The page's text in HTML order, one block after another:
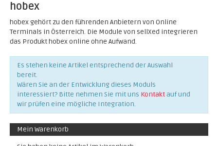
hobex
hobex gehört zu den führenden Anbietern von Online
Terminals in Österreich. Die Module von sellXed integrieren
das Produkt hobex online ohne Aufwand.
Es stehen keine Artikel entsprechend der Auswahl
bereit.
Wären Sie an der Entwicklung dieses Moduls
interessiert? Bitte nehmen Sie mit uns Kontakt auf und
wir prüfen eine mögliche Integration.
Mein Warenkorb